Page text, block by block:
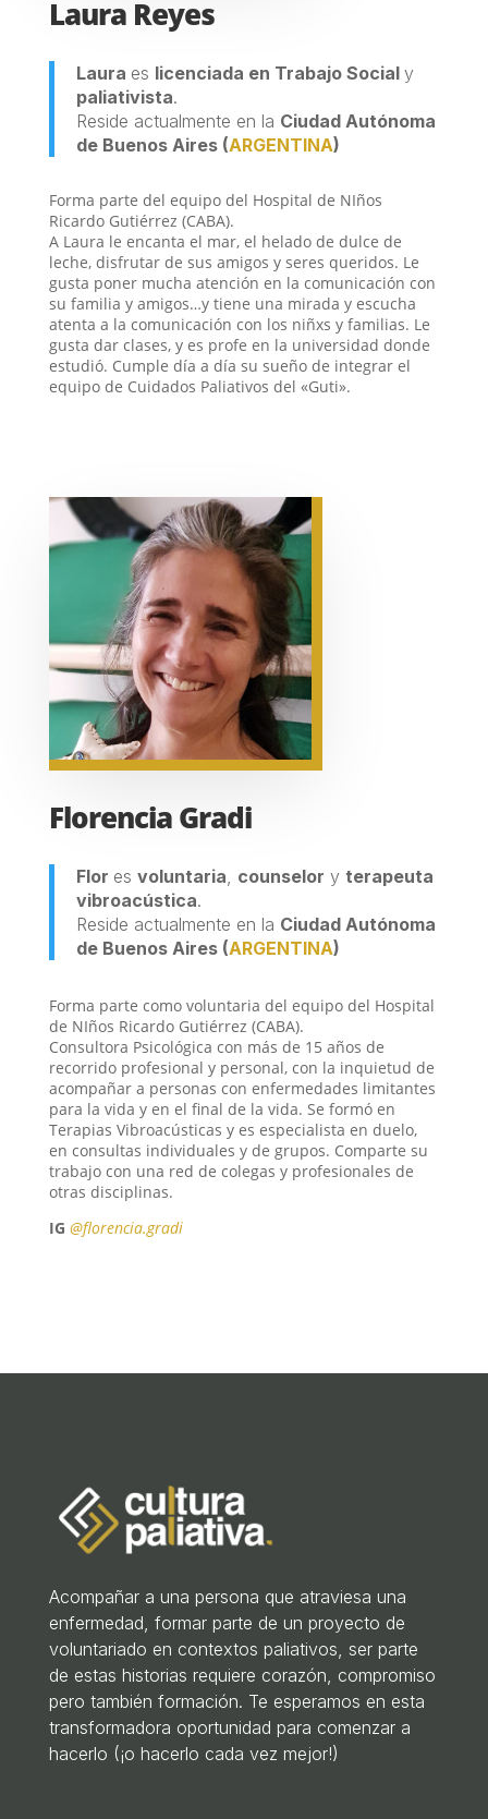
Laura Reyes
Laura es licenciada en Trabajo Social y
paliativista.
Reside actualmente en la Ciudad Autónoma
de Buenos Aires (ARGENTINA)
Forma parte del equipo del Hospital de NIños
Ricardo Gutiérrez (CABA).
A Laura le encanta el mar, el helado de dulce de
leche, disfrutar de sus amigos y seres queridos. Le
gusta poner mucha atención en la comunicación con
su familia y amigos…y tiene una mirada y escucha
atenta a la comunicación con los niñxs y familias. Le
gusta dar clases, y es profe en la universidad donde
estudió. Cumple día a día su sueño de integrar el
equipo de Cuidados Paliativos del «Guti».
Florencia Gradi
Flor es voluntaria, counselor y terapeuta
vibroacústica.
Reside actualmente en la Ciudad Autónoma
de Buenos Aires (ARGENTINA)
Forma parte como voluntaria del equipo del Hospital
de NIños Ricardo Gutiérrez (CABA).
Consultora Psicológica con más de 15 años de
recorrido profesional y personal, con la inquietud de
acompañar a personas con enfermedades limitantes
para la vida y en el final de la vida. Se formó en
Terapias Vibroacústicas y es especialista en duelo,
en consultas individuales y de grupos. Comparte su
trabajo con una red de colegas y profesionales de
otras disciplinas.
IG @florencia.gradi
Acompañar a una persona que atraviesa una
enfermedad, formar parte de un proyecto de
voluntariado en contextos paliativos, ser parte
de estas historias requiere corazón, compromiso
pero también formación. Te esperamos en esta
transformadora oportunidad para comenzar a
hacerlo (¡o hacerlo cada vez mejor!)